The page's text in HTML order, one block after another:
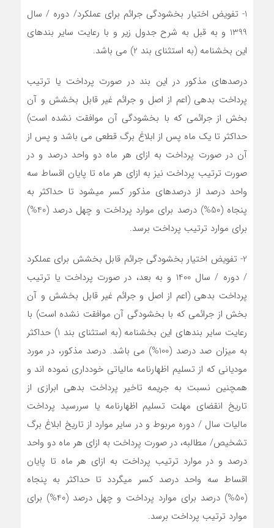
1- تفویض اختیار بخشودگی جرائم برای عملکرد/ دوره / سال
1399 و به قبل به شرح جدول زیر و با رعایت سایر بندهای
این بخشنامه (به استثنای بند 2) می باشد.
درصدهای مذکور در این بند در صورت پرداخت یا ترتیب
پرداخت بدهی (اعم از اصل و جرائم غیر قابل بخشش و آن
بخش از جرائمی که با بخشودگی آن موافقت نشده است)
حداکثر تا یک ماه پس از ابلاغ برگ قطعی می باشد و پس از
آن در صورت پرداخت به ازای هر ماه دو واحد درصد و در
صورت ترتیب پرداخت نیز به ازای هر ماه تا پایان اقساط سه
واحد درصد از درصدهای مذکور کسر میشود تا حداکثر به
پنجاه (50%) درصد برای موارد پرداخت و چهل درصد (40%)
برای موارد ترتیب پرداخت برسد.
2- تفویض اختیار بخشودگی جرائم قابل بخشش برای عملکرد
/ دوره / سال 1400 و به بعد، در صورت پرداخت یا ترتیب
پرداخت بدهی (اعم از اصل و جرائم غیر قابل بخشش و آن
بخش از جرائمی که با بخشودگی آن موافقت نشده است) با
رعایت سایر بندهای این بخشنامه (به استثنای بند 1) حداکثر
به میزان صد درصد (100%) می باشد. درصد مذکور، در مورد
مودیانی که از تسلیم اظهارنامه مالیاتی خودداری نموده اند و
همچنین نسبت به جریمه تاخیر پرداخت بدهی ابرازی از
تاریخ انقضای مهلت تسلیم اظهارنامه یا سررسید پرداخت
مالیات سال / دوره مربوط و در سایر موارد از تاریخ ابلاغ برگ
تشخیص/ مطالبه، در صورت پرداخت به ازای هر ماه دو واحد
درصد و در موارد ترتیب پرداخت به ازای هر ماه تا پایان
اقساط سه واحد درصد کسر میگردد تا حداکثر به پنجاه
(50%) درصد برای موارد پرداخت و چهل درصد (40%) برای
موارد ترتیب پرداخت برسد.